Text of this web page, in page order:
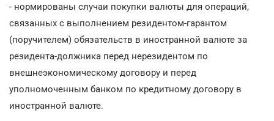
- нормированы случаи покупки валюты для операций,
связанных с выполнением резидентом-гарантом
(поручителем) обязательств в иностранной валюте за
резидента-должника перед нерезидентом по
внешнеэкономическому договору и перед
уполномоченным банком по кредитному договору в
иностранной валюте.